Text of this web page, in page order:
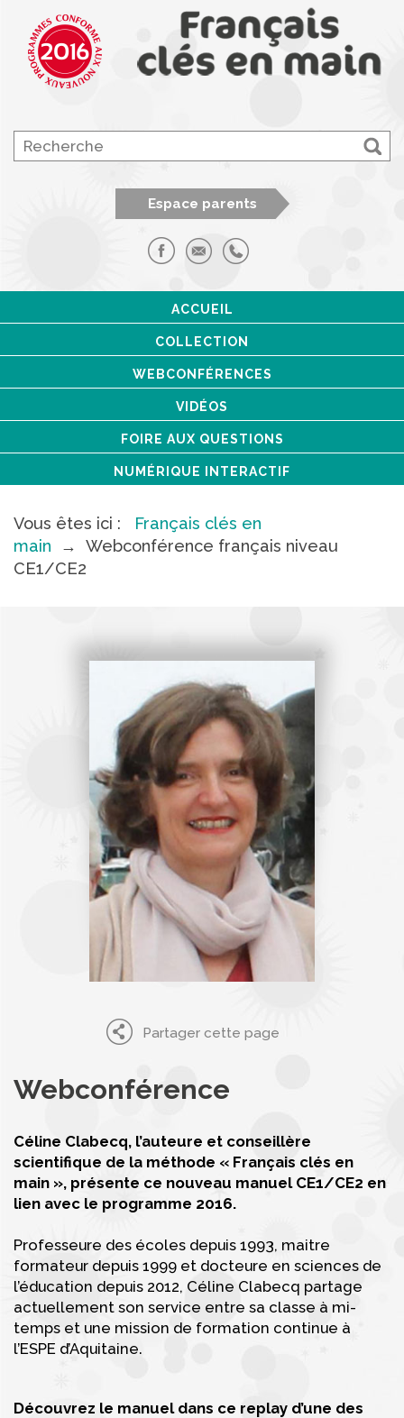
Espace parents
ACCUEIL
COLLECTION
WEBCONFÉRENCES
VIDÉOS
FOIRE AUX QUESTIONS
NUMÉRIQUE INTERACTIF
Vous êtes ici :
Français clés en
main
→
Webconférence français niveau
CE1/CE2
Partager cette page
Webconférence
Céline Clabecq, l’auteure et conseillère
scientifique de la méthode « Français clés en
main », présente ce nouveau manuel CE1/CE2 en
lien avec le programme 2016.
Professeure des écoles depuis 1993, maitre
formateur depuis 1999 et docteure en sciences de
l’éducation depuis 2012, Céline Clabecq partage
actuellement son service entre sa classe à mi-
temps et une mission de formation continue à
l’ESPE d’Aquitaine.
Découvrez le manuel dans ce replay d’une des